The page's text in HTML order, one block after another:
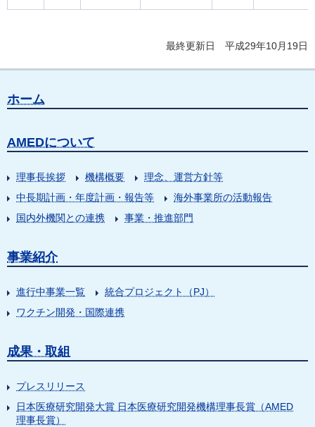
最終更新日 平成29年10月19日
ホーム
AMEDについて
理事長挨拶 機構概要
理念、運営方針等
中長期計画・年度計画・報告等
海外事業所の活動報告
国内外機関との連携
事業・推進部門
事業紹介
進行中事業一覧
統合プロジェクト（PJ）
ワクチン開発・国際連携
成果・取組
プレスリリース
日本医療研究開発大賞 日本医療研究開発機構理事長賞（AMED
理事長賞）